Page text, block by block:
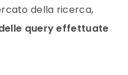
della ricerca,
query effettuate